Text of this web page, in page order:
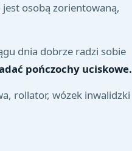
osobą zorientowaną,
dnia dobrze radzi sobie
pończochy uciskowe.
rollator, wózek inwalidzki